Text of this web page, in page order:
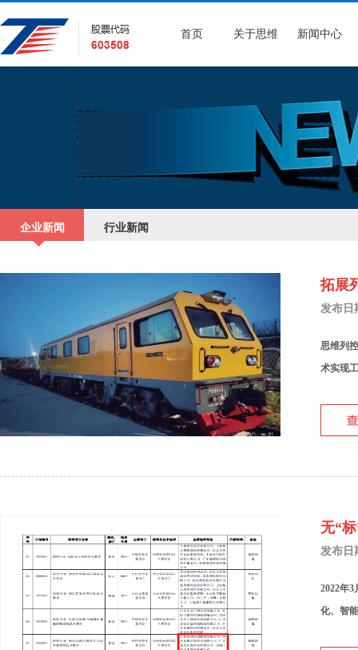
首页 关于思维 新闻中心
企业新闻 行业新闻
拓展
发布日
思维列
术实现
无“
发布日
2022年
化、智